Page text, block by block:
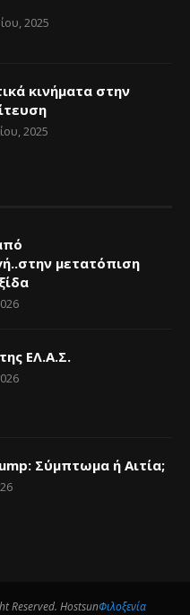
2025
κινήματα στην
2025
μετατόπιση
ΕΛ.Α.Σ.
Σύμπτωμα ή Αιτία;
Reserved. HostsunΦιλοξενία